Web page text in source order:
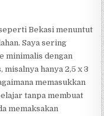
Bekasi menuntut
Saya sering
minimalis dengan
hanya 2,5 x 3
memasukkan
tanpa membuat
memaksakan